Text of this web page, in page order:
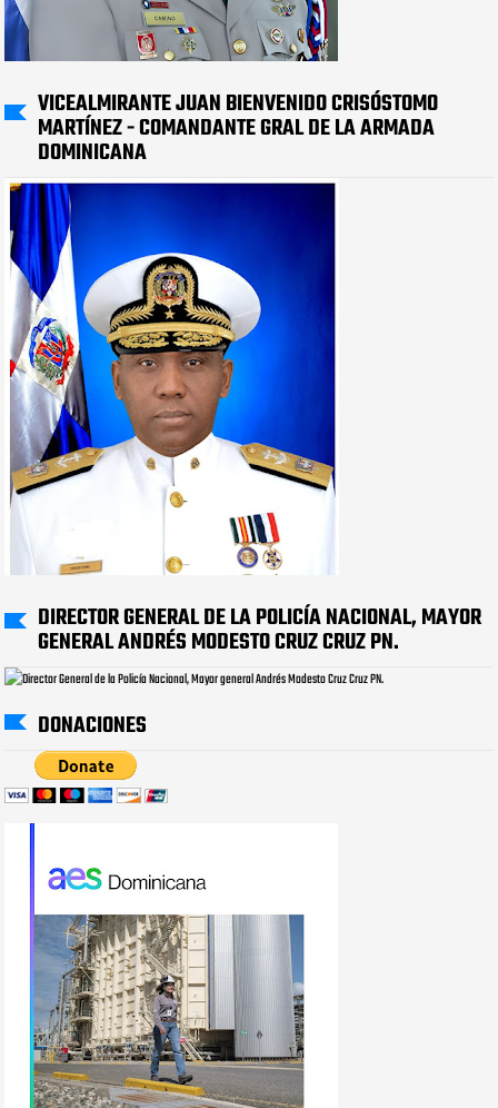
VICEALMIRANTE JUAN BIENVENIDO CRISÓSTOMO
MARTÍNEZ - COMANDANTE GRAL DE LA ARMADA
DOMINICANA
DIRECTOR GENERAL DE LA POLICÍA NACIONAL, MAYOR
GENERAL ANDRÉS MODESTO CRUZ CRUZ PN.
DONACIONES